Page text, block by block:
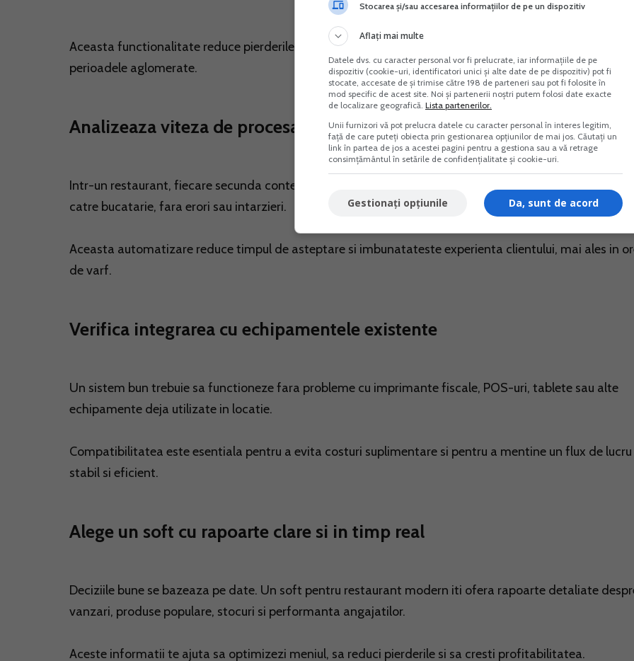
Aceasta functionalitate reduce pierderile si ajuta la o planificare mai buna a aprovizionarii, mai ales in
perioadele aglomerate.
Analizeaza viteza de procesare a comenzilor
Intr-un restaurant, fiecare secunda conteaza. Un soft performant permite trimiterea comenzilor direct
catre bucatarie, fara erori sau intarzieri.
Aceasta automatizare reduce timpul de asteptare si imbunatateste experienta clientului, mai ales in
de varf.
Verifica integrarea cu echipamentele existente
Un sistem bun trebuie sa functioneze fara probleme cu imprimante fiscale, POS-uri, tablete sau alte
echipamente deja utilizate in locatie.
Compatibilitatea este esentiala pentru a evita costuri suplimentare si pentru a mentine un flux de lucru
stabil si eficient.
Alege un soft cu rapoarte clare si in timp real
Deciziile bune se bazeaza pe date. Un soft pentru restaurant modern iti ofera rapoarte detaliate
vanzari, produse populare, stocuri si performanta angajatilor.
Aceste informatii te ajuta sa optimizezi meniul, sa reduci pierderile si sa cresti profitabilitatea.
Stocarea și/sau accesarea informațiilor de pe un dispozitiv
Aflați mai multe
Datele dvs. cu caracter personal vor fi prelucrate, iar informațiile de pe
dispozitiv (cookie-uri, identificatori unici și alte date de pe dispozitiv) pot fi
stocate, accesate de și trimise către 198 de parteneri sau pot fi folosite în
mod specific de acest site. Noi și partenerii noștri putem folosi date exacte
de localizare geografică. Lista partenerilor.
Unii furnizori vă pot prelucra datele cu caracter personal în interes legitim,
față de care puteți obiecta prin gestionarea opțiunilor de mai jos. Căutați un
link în partea de jos a acestei pagini pentru a gestiona sau a vă retrage
consimțământul în setările de confidențialitate și cookie-uri.
Da, sunt de acord
Gestionați opțiunile